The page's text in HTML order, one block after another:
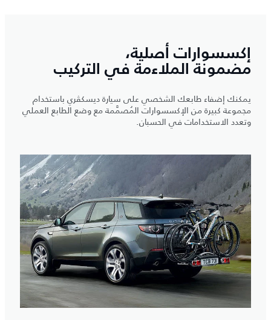
إكسسوارات أصلية،
مضمونة الملاءمة في التركيب
يمكنك إضفاء طابعك الشخصي على سيارة ديسكڤري باستخدام
مجموعة كبيرة من الإكسسوارات المُصمَّمة مع وضع الطابع العملي
وتعدد الاستخدامات في الحسبان.